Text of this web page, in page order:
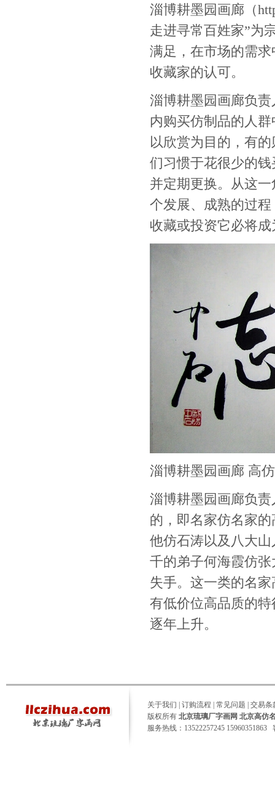
淄博耕墨园画廊（
走进寻常百姓家”为
满足，在市场的需
收藏家的认可。
淄博耕墨园画廊负
内购买仿制品的人
以欣赏为目的，有
们习惯于花很少的
并定期更换。从这
个发展、成熟的过
收藏或投资它必将
淄博耕墨园画廊 高
淄博耕墨园画廊负
的，即名家仿名家
他仿石涛以及八大
千的弟子何海霞仿
失手。这一类的名
有低价位高品质的
逐年上升。
关于我们 订购流程 常见问题
交易条
版权所有 北京琉璃厂字画网 北京高仿
服务热线：13522257245 15960351863